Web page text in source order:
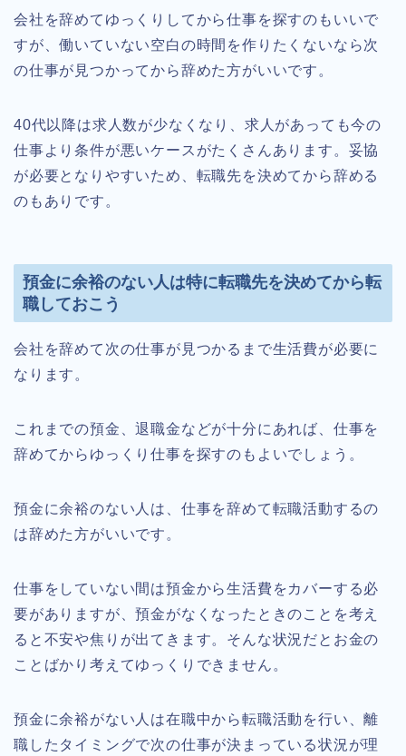
会社を辞めてゆっくりしてから仕事を探すのもいいで
すが、働いていない空白の時間を作りたくないなら次
の仕事が見つかってから辞めた方がいいです。
40代以降は求人数が少なくなり、求人があっても今の
仕事より条件が悪いケースがたくさんあります。妥協
が必要となりやすいため、転職先を決めてから辞める
のもありです。
預金に余裕のない人は特に転職先を決めてから転
職しておこう
会社を辞めて次の仕事が見つかるまで生活費が必要に
なります。
これまでの預金、退職金などが十分にあれば、仕事を
辞めてからゆっくり仕事を探すのもよいでしょう。
預金に余裕のない人は、仕事を辞めて転職活動するの
は辞めた方がいいです。
仕事をしていない間は預金から生活費をカバーする必
要がありますが、預金がなくなったときのことを考え
ると不安や焦りが出てきます。そんな状況だとお金の
ことばかり考えてゆっくりできません。
預金に余裕がない人は在職中から転職活動を行い、離
職したタイミングで次の仕事が決まっている状況が理